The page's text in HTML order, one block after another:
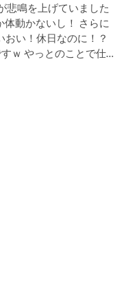
悲鳴を上げていました
動かないし！ さらに
おい！休日なのに！？
ｗ やっとのことで仕…